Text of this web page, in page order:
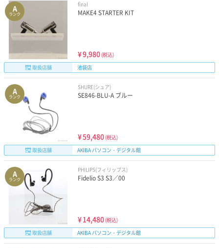
A
ランク
final
MAKE4 STARTER KIT
¥9,980 (税込)
取扱店舗
池袋店
A
ランク
SHURE(シュア)
SE846-BLU-A ブルー
¥59,480 (税込)
取扱店舗
AKIBA パソコン・デジタル館
A
ランク
PHILIPS(フィリップス)
Fidelio S3 S3／00
¥14,480 (税込)
取扱店舗
AKIBA パソコン・デジタル館